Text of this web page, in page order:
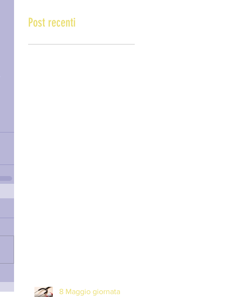
Post recenti
8 Maggio giornata